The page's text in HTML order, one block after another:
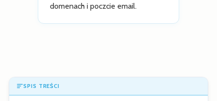
domenach i poczcie email.
SPIS TREŚCI